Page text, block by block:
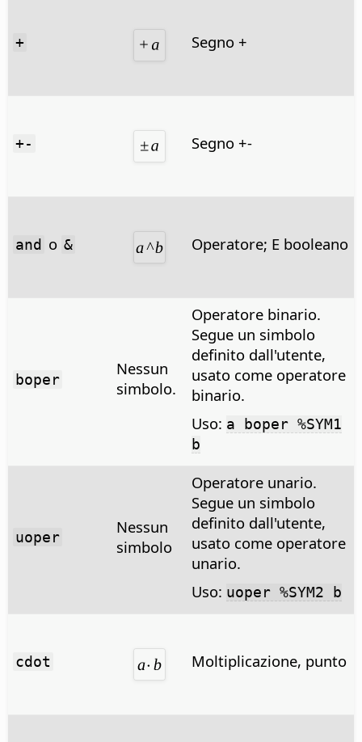
+ Segno +
+- Segno +-
and o & Operatore; E booleano
boper
Nessun
simbolo.
Operatore binario.
Segue un simbolo
definito dall'utente,
usato come operatore
binario.
Uso: a boper %SYM1
b
uoper
Nessun
simbolo
Operatore unario.
Segue un simbolo
definito dall'utente,
usato come operatore
unario.
Uso: uoper %SYM2 b
cdot Moltiplicazione, punto